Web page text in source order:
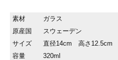
素材
ガラス
原産国
スウェーデン
サイズ
直径14cm 高さ12.5cm
容量
320ml